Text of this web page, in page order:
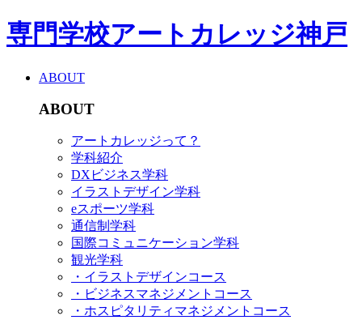
専門学校アートカレッジ神戸
ABOUT
ABOUT
アートカレッジって？
学科紹介
DXビジネス学科
イラストデザイン学科
eスポーツ学科
通信制学科
国際コミュニケーション学科
観光学科
・イラストデザインコース
・ビジネスマネジメントコース
・ホスピタリティマネジメントコース